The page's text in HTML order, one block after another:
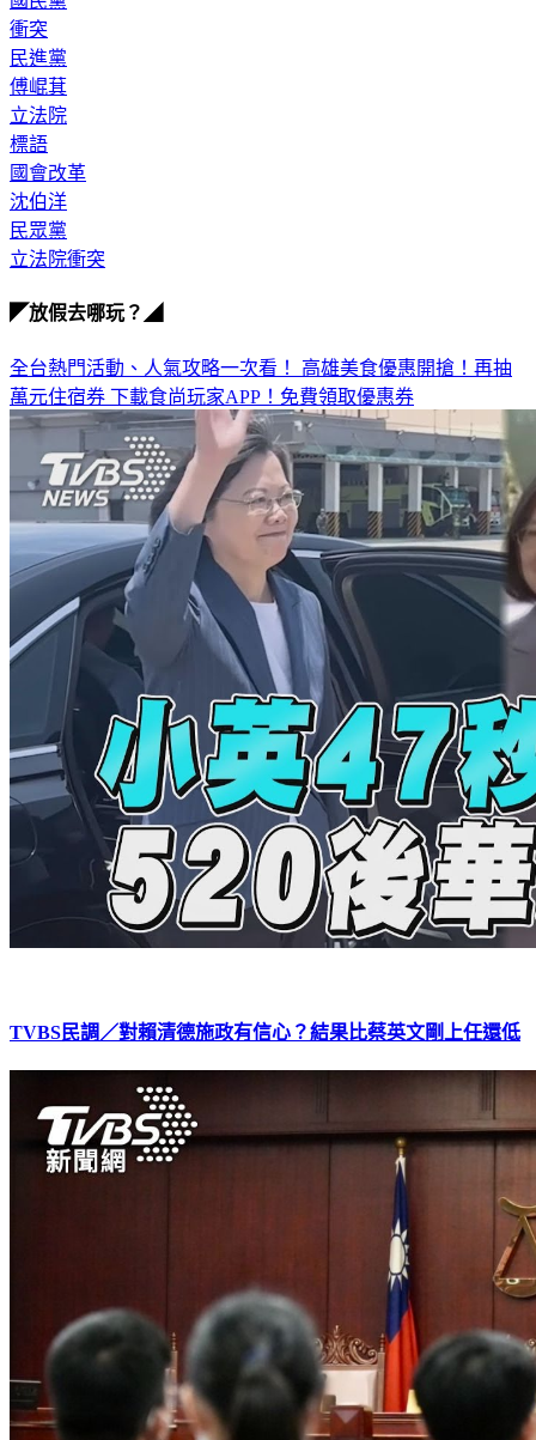
衝突
民進黨
傅崐萁
立法院
標語
國會改革
沈伯洋
民眾黨
立法院衝突
◤放假去哪玩？◢
全台熱門活動、人氣攻略一次看！ 高雄美食優惠開搶！再抽
萬元住宿券 下載食尚玩家APP！免費領取優惠券
TVBS民調／對賴清德施政有信心？結果比蔡英文剛上任還低